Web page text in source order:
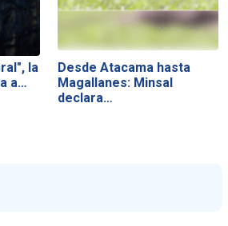
la
a…
Desde Atacama hasta
Magallanes: Minsal
declara…